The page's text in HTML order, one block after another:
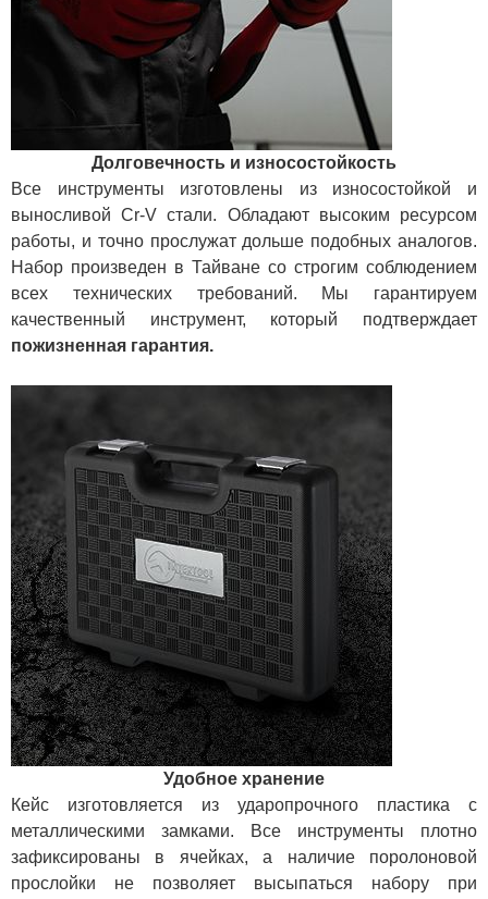
Долговечность и износостойкость
Все инструменты изготовлены из износостойкой и
выносливой Cr-V стали. Обладают высоким ресурсом
работы, и точно прослужат дольше подобных аналогов.
Набор произведен в Тайване со строгим соблюдением
всех технических требований. Мы гарантируем
качественный инструмент, который подтверждает
пожизненная гарантия.
Удобное хранение
Кейс изготовляется из ударопрочного пластика с
металлическими замками. Все инструменты плотно
зафиксированы в ячейках, а наличие поролоновой
прослойки не позволяет высыпаться набору при